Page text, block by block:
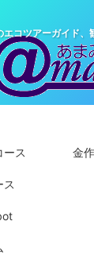
エコツアーガイド、
ース 金
ス